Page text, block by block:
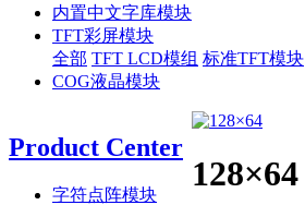
内置中文字库模块
TFT彩屏模块
全部 TFT LCD模组 标准TFT模块
COG液晶模块
128×64
Product Center
字符点阵模块